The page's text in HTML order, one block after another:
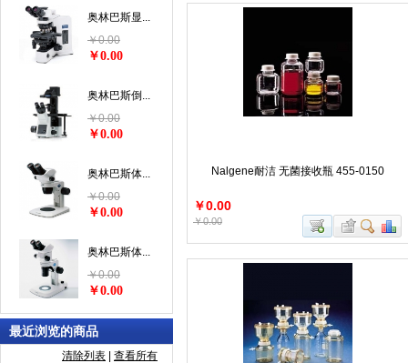
奥林巴斯显...
￥0.00
￥0.00
奥林巴斯倒...
￥0.00
￥0.00
奥林巴斯体...
￥0.00
￥0.00
奥林巴斯体...
￥0.00
￥0.00
最近浏览的商品
清除列表 查看所有
Nalgene耐洁 无菌接收瓶 455-0150
￥0.00
￥0.00